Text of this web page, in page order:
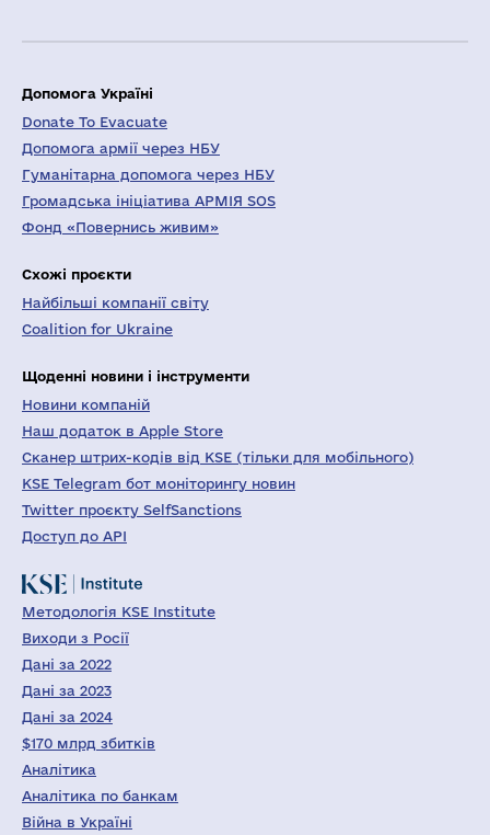
Допомога Україні
Donate To Evacuate
Допомога армії через НБУ
Гуманітарна допомога через НБУ
Громадська ініціатива АРМІЯ SOS
Фонд «Повернись живим»
Схожі проєкти
Найбільші компанії світу
Coalition for Ukraine
Щоденні новини і інструменти
Новини компаній
Наш додаток в Apple Store
Сканер штрих-кодів від KSE (тільки для мобільного)
KSE Telegram бот моніторингу новин
Twitter проєкту SelfSanctions
Доступ до API
Методологія KSE Institute
Виходи з Росії
Дані за 2022
Дані за 2023
Дані за 2024
$170 млрд збитків
Аналітика
Аналітика по банкам
Війна в Україні